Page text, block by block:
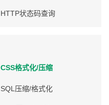
HTTP状态码查询
CSS格式化/压缩
SQL压缩/格式化